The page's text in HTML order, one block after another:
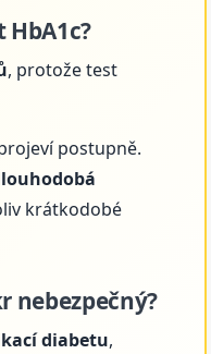
HbA1c?
, protože test
postupně.
krátkodobé
nebezpečný?
diabetu,